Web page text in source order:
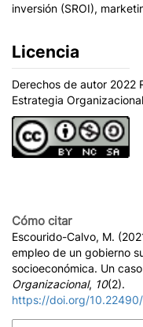
inversión (SROI),
Licencia
Derechos de autor 2022
Estrategia Organizacional
Cómo citar
Escourido-Calvo, M.
empleo de un gobierno
socioeconómica. Un
Organizacional, 10(2).
https://doi.org/